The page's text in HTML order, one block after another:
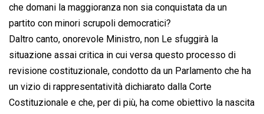
che domani la maggioranza non sia conquistata da un
partito con minori scrupoli democratici?
Daltro canto, onorevole Ministro, non Le sfuggirà la
situazione assai critica in cui versa questo processo di
revisione costituzionale, condotto da un Parlamento che ha
un vizio di rappresentatività dichiarato dalla Corte
Costituzionale e che, per di più, ha come obiettivo la nascita